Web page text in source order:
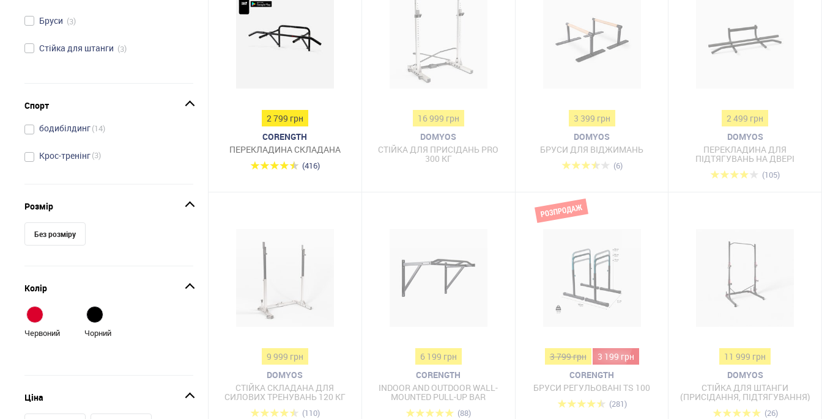
Бруси 3
Стійка для штанги 3
Спорт
бодибілдинг 14
Крос-тренінг 3
Розмір
Без розміру
Колір
Червоний Чорний
Ціна
2 799 грн
CORENGTH
ПЕРЕКЛАДИНА СКЛАДАНА
(416)
16 999 грн
DOMYOS
СТІЙКА ДЛЯ ПРИСІДАНЬ PRO
300 КГ
3 399 грн
DOMYOS
БРУСИ ДЛЯ ВІДЖИМАНЬ
(6)
2 499 грн
DOMYOS
ПЕРЕКЛАДИНА ДЛЯ
ПІДТЯГУВАНЬ НА ДВЕРІ
(105)
9 999 грн
DOMYOS
СТІЙКА СКЛАДАНА ДЛЯ
СИЛОВИХ ТРЕНУВАНЬ 120 КГ
(110)
6 199 грн
CORENGTH
INDOOR AND OUTDOOR WALL-
MOUNTED PULL-UP BAR
(88)
3 799 грн
3 199 грн
CORENGTH
БРУСИ РЕГУЛЬОВАНІ TS 100
(281)
11 999 грн
DOMYOS
СТІЙКА ДЛЯ ШТАНГИ
(ПРИСІДАННЯ, ПІДТЯГУВАННЯ)
(26)